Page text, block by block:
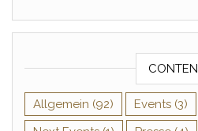
Allgemein (92) Events (3)